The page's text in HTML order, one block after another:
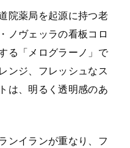
院薬局を起源に持つ老
ノヴェッラの看板コロ
る「メログラーノ」で
ンジ、フレッシュなス
は、明るく透明感のあ
ンイランが重なり、フ